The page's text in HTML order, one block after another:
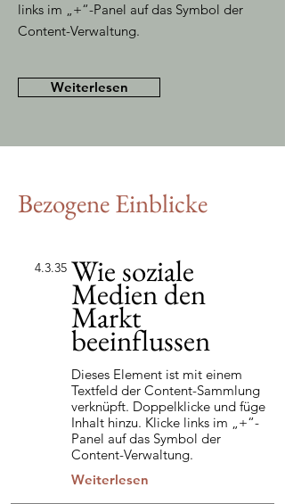
links im „+“-Panel auf das Symbol der
Content-Verwaltung.
Weiterlesen
Bezogene Einblicke
4.3.35 Wie soziale
Medien den
Markt
beeinflussen
Dieses Element ist mit einem
Textfeld der Content-Sammlung
verknüpft. Doppelklicke und füge
Inhalt hinzu. Klicke links im „+“-
Panel auf das Symbol der
Content-Verwaltung.
Weiterlesen